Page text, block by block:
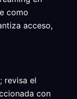
como
acceso,
revisa el
con